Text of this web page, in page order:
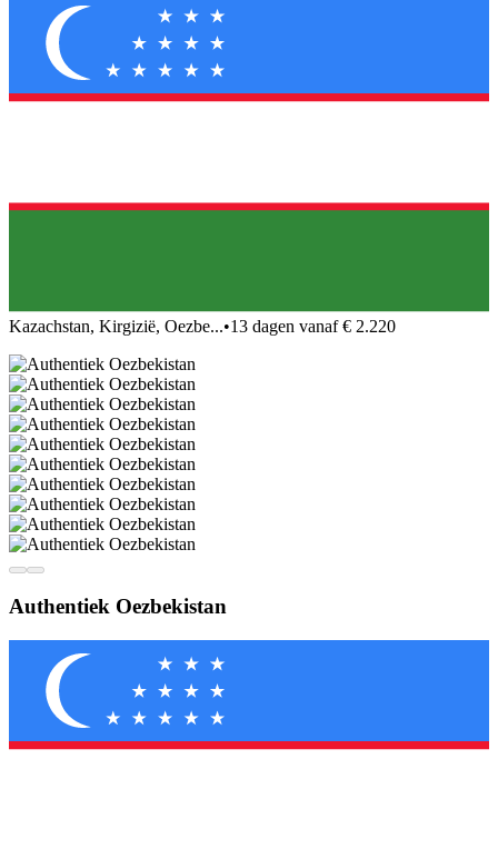
Kazachstan, Kirgizië, Oezbe...•13 dagen vanaf € 2.220
Authentiek Oezbekistan